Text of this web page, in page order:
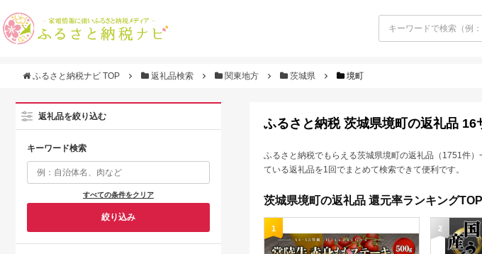
ふるさと納税ナビ TOP 返礼品検索 関東地方 茨城県 境町
返礼品を絞り込む
キーワード検索
すべての条件をクリア
絞り込み
ふるさと納税 茨城県境町の返礼品 16
ふるさと納税でもらえる茨城県境町の返礼品（1751件
ている返礼品を1回でまとめて検索できて便利です。
茨城県境町の返礼品 還元率ランキング
1 2